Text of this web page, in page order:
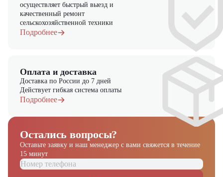
осуществляет быстрый выезд и
качественный ремонт
сельскохозяйственной техники
Подробнее
Оплата и доставка
Доставка по России до 7 дней
Действует гибкая система оплаты
Подробнее
Остались вопросы?
Оставьте заявку и наш менеджер с вами свяжется в течение
15 минут